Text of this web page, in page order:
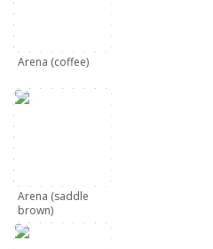
Arena (coffee)
Arena (saddle
brown)